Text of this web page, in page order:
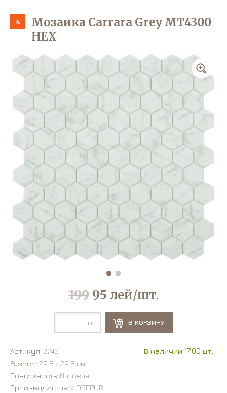
%
Мозаика Carrara Grey MT4300
HEX
199 95 лей/шт.
шт. В КОРЗИНУ
Артикул: 2740
В наличии 17.00 шт.
Размер: 29.5 х 29.5 см
Поверхность: Матовая
Производитель: VIDREPUR